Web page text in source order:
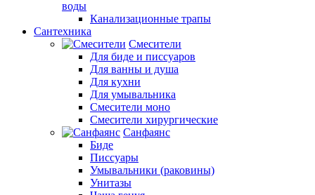
воды
Канализационные трапы
Сантехника
Смесители
Для биде и писсуаров
Для ванны и душа
Для кухни
Для умывальника
Смесители моно
Смесители хирургические
Санфаянс
Биде
Писсуары
Умывальники (раковины)
Унитазы